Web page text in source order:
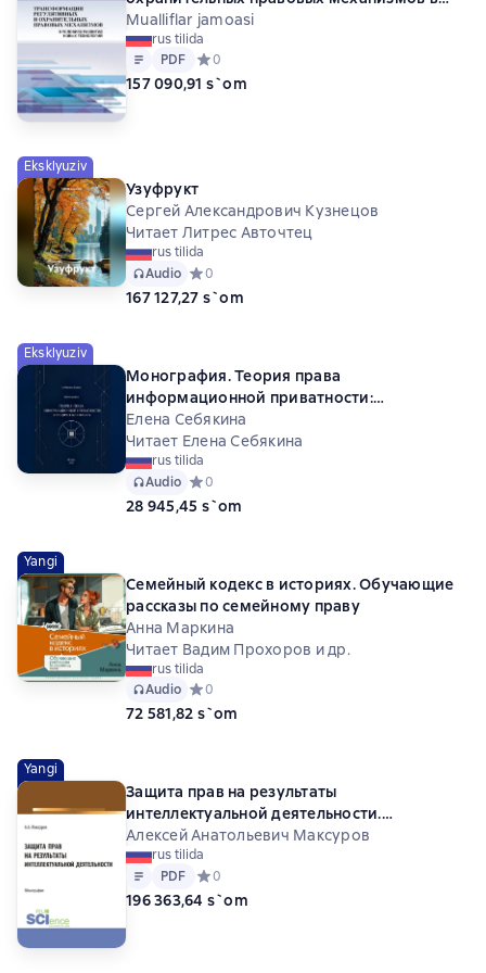
условиях развития новых технологий
Mualliflar jamoasi
rus tilida
Matn
PDF
PDF Средний рейтинг 0 на основе 0 оценок
0
157 090,91 s`om
Eksklyuziv
Узуфрукт
Сергей Александрович Кузнецов
Читает Литрес Авточтец
rus tilida
Audio Средний рейтинг 0 на основе 0 оценок
0
167 127,27 s`om
Eksklyuziv
Монография. Теория права
информационной приватности:
юридические факты
Елена Себякина
Читает Елена Себякина
rus tilida
Audio Средний рейтинг 0 на основе 0 оценок
0
28 945,45 s`om
Yangi
Семейный кодекс в историях. Обучающие
рассказы по семейному праву
Анна Маркина
Читает Вадим Прохоров и др.
rus tilida
Audio Средний рейтинг 0 на основе 0 оценок
0
72 581,82 s`om
Yangi
Защита прав на результаты
интеллектуальной деятельности.
(Аспирантура, Бакалавриат, Магистратура,
Специалитет). Монография.
Алексей Анатольевич Максуров
rus tilida
Matn
PDF
PDF Средний рейтинг 0 на основе 0 оценок
0
196 363,64 s`om